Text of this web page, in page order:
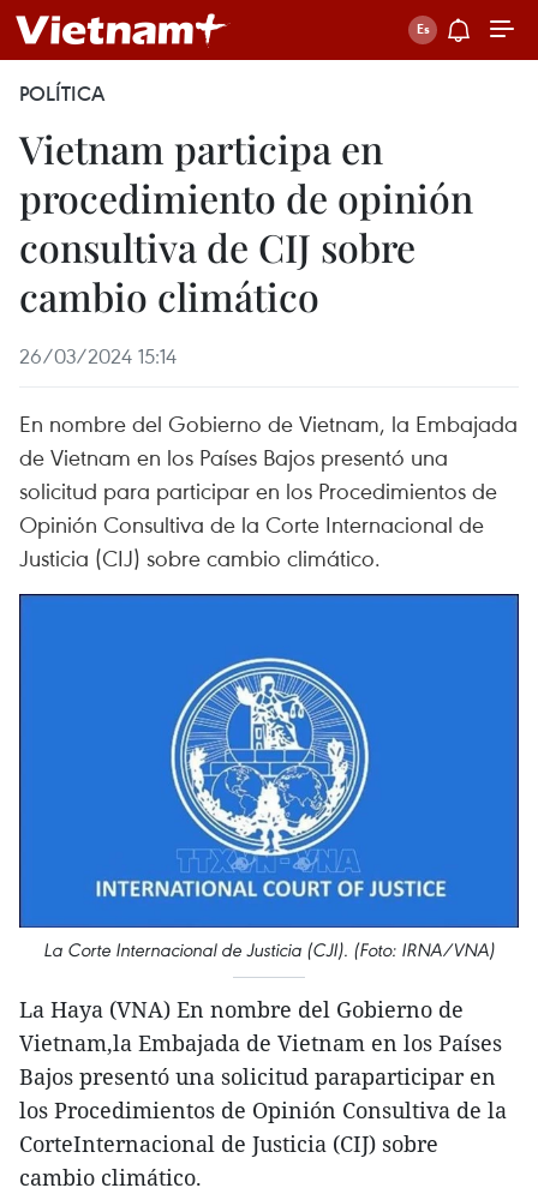
POLÍTICA
Vietnam participa en
procedimiento de opinión
consultiva de CIJ sobre
cambio climático
26/03/2024 15:14
En nombre del Gobierno de Vietnam, la Embajada
de Vietnam en los Países Bajos presentó una
solicitud para participar en los Procedimientos de
Opinión Consultiva de la Corte Internacional de
Justicia (CIJ) sobre cambio climático.
La Corte Internacional de Justicia (CJI). (Foto: IRNA/VNA)
La Haya (VNA) En nombre del Gobierno de
Vietnam,la Embajada de Vietnam en los Países
Bajos presentó una solicitud paraparticipar en
los Procedimientos de Opinión Consultiva de la
CorteInternacional de Justicia (CIJ) sobre
cambio climático.